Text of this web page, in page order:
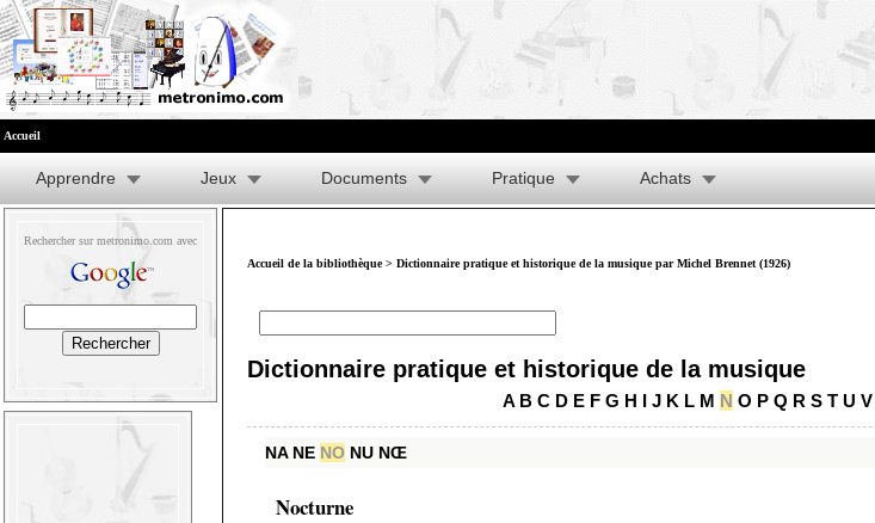
Accueil
Apprendre Jeux Documents Pratique Achats
Rechercher sur metronimo.com avec
Accueil de la bibliothèque> Dictionnaire pratique et historique de la musique par Michel Brennet (1926)
Dictionnaire pratique et historique de la musique
A B C D E F G H I J K L M N O P Q R S T U V
NA NE NO NU NŒ
Nocturne